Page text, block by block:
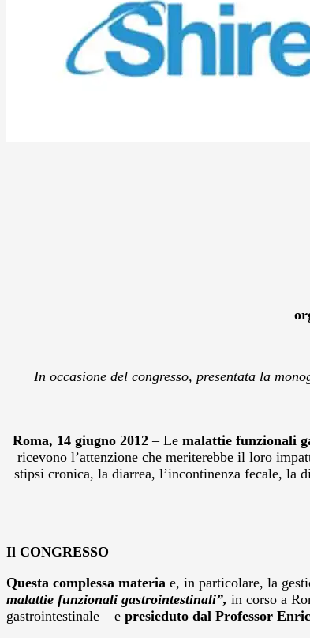
In occasione del congresso, presentata la
Roma, 14 giugno 2012– Le malattie funzionali
ricevono l’attenzione che meriterebbe il loro
stipsi cronica, la diarrea, l’incontinenza fecale, la
Il CONGRESSO
Questa complessa materia e, in particolare, la
malattie funzionali gastrointestinali”, in corso a
gastrointestinale – e presieduto dal Professor